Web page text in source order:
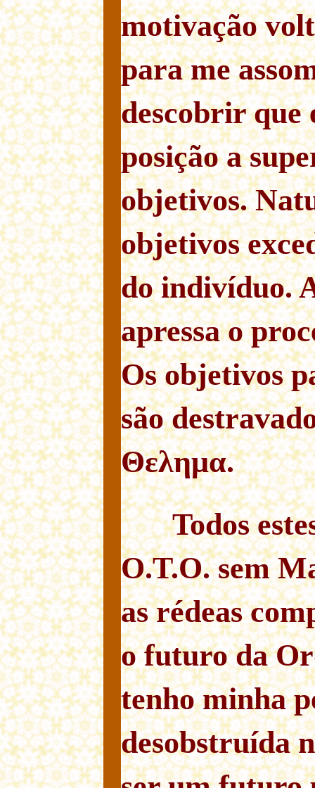
motivação
para me
descobrir que
posição a
objetivos.
objetivos
do indivíduo.
apressa o
Os objetivos
são
Θελημα.
Todos
O.T.O. sem
as rédeas
o futuro da
tenho minha
desobstruída